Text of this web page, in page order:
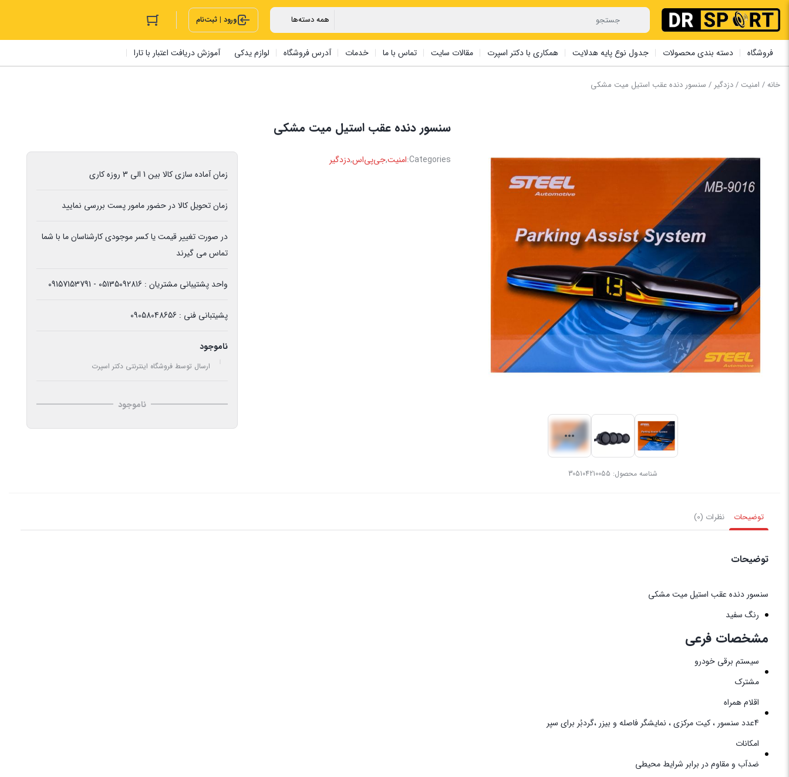
ورود | ثبت‌نام
فروشگاه دسته بندی محصولات جدول نوع پایه هدلایت همکاری با دکتر اسپرت مقالات سایت تماس با ما خدمات آدرس فروشگاه لوازم یدکی آموزش دریافت اعتبار با تارا
خانه/ امنیت /دزدگیر / سنسور دنده عقب ‏استیل ‏میت ‏مشکی ‏ ‏
شناسه محصول: 305104210055
سنسور دنده عقب ‏استیل ‏میت ‏مشکی ‏ ‏
Categories: امنیت,جی‌پی‌اس,دزدگیر
زمان آماده سازی کالا بین 1 الی 3 روزه کاری
زمان تحویل کالا در حضور مامور پست بررسی نمایید
در صورت تغییر قیمت یا کسر موجودی کارشناسان ما با شما
تماس می گیرند
واحد پشتیبانی مشتریان : 05135092816 - 09157153791
پشیتبانی فنی : 09058048656
ناموجود
ارسال توسط فروشگاه اینترنتی دکتر اسپرت
ناموجود
توضیحات نظرات (0)
توضیحات
سنسور دنده عقب ‏استیل ‏میت ‏مشکی ‏ ‏
رنگ سفید
مشخصات فرعی
سیستم برقی خودرو
مشترک
اقلام همراه
4عدد سنسور ، کیت مرکزی ، نمایشگر فاصله و بیزر ،گردبُر برای سپر
امکانات
ضدآب و مقاوم در برابر شرایط محیطی